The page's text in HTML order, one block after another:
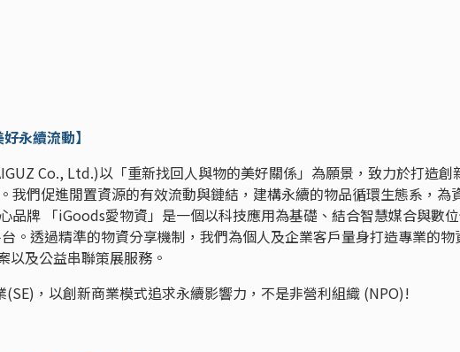
永續流動】
Co., Ltd.)以「重新找回人與物的美好關係」為願景，致力於打造創
我們促進閒置資源的有效流動與鏈結，建構永續的物品循環生態系，為
品牌 「iGoods愛物資」是一個以科技應用為基礎、結合智慧媒合與數
。透過精準的物資分享機制，我們為個人及企業客戶量身打造專業的物
以及公益串聯策展服務。
，以創新商業模式追求永續影響力，不是非營利組織 (NPO)!